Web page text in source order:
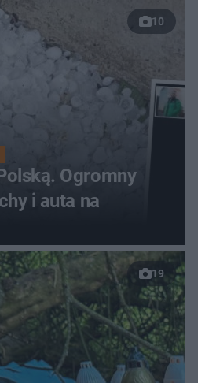
10
Ogromny
i auta na
19